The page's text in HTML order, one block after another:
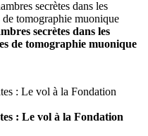
secrètes dans les
de tomographie muonique
: Le vol à la Fondation